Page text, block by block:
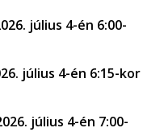
július 4-én 6:00-
július 4-én 6:15-kor
július 4-én 7:00-